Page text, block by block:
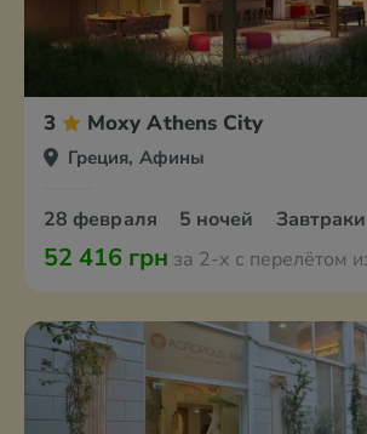
3 Moxy Athens City
Греция, Афины
28 февраля 5 ночей Завтраки
52 416 грн за 2-х с перелётом